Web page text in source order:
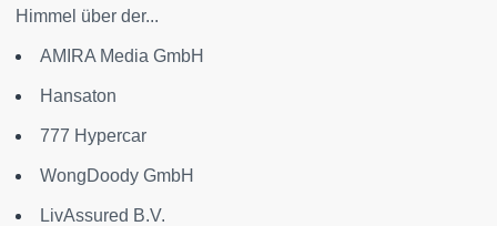
Himmel über der...
AMIRA Media GmbH
Hansaton
777 Hypercar
WongDoody GmbH
LivAssured B.V.